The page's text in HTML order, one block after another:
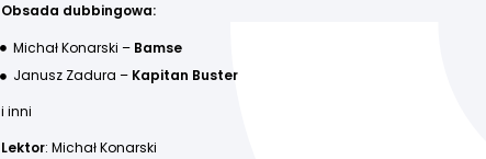
Obsada dubbingowa:
Michał Konarski – Bamse
Janusz Zadura – Kapitan Buster
i inni
Lektor: Michał Konarski